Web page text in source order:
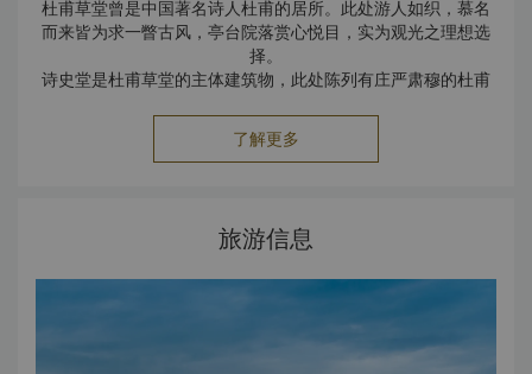
杜甫草堂曾是中国著名诗人杜甫的居所。此处游人如织，慕名
而来皆为求一瞥古风，亭台院落赏心悦目，实为观光之理想选
择。
诗史堂是杜甫草堂的主体建筑物，此处陈列有庄严肃穆的杜甫
诗史堂外，细水长流的浣花溪在杜甫草堂建筑物之间蜿蜒流
淌。
基地是多数大熊猫们栖息繁衍的乐土，建有繁殖中心、研究中
心以及博物馆，旨在培育并保护这些可爱的动物们。
中心将大熊猫自然栖息地与优美人工景观融为一体，旨在促进
了解更多
旅游信息